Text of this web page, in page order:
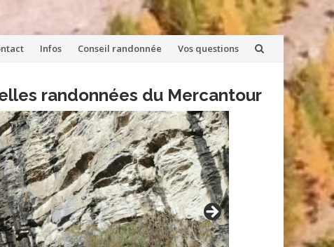
Infos Conseil randonnée Vos questions
randonnées du Mercantour